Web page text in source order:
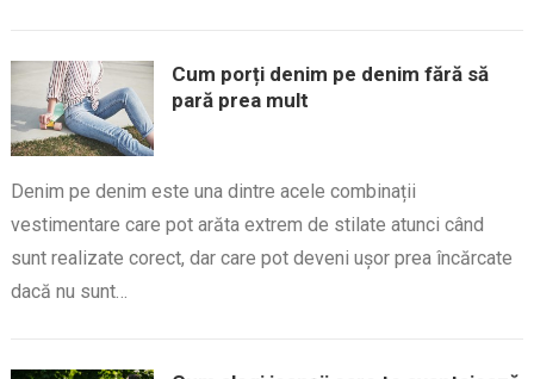
Cum porți denim pe denim fără să
pară prea mult
Denim pe denim este una dintre acele combinații
vestimentare care pot arăta extrem de stilate atunci când
sunt realizate corect, dar care pot deveni ușor prea încărcate
dacă nu sunt…